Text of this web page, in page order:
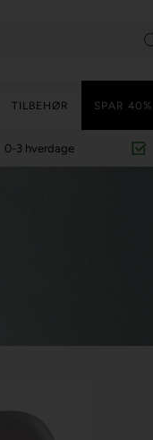
TILBEHØR SPAR 40%
0-3 hverdage